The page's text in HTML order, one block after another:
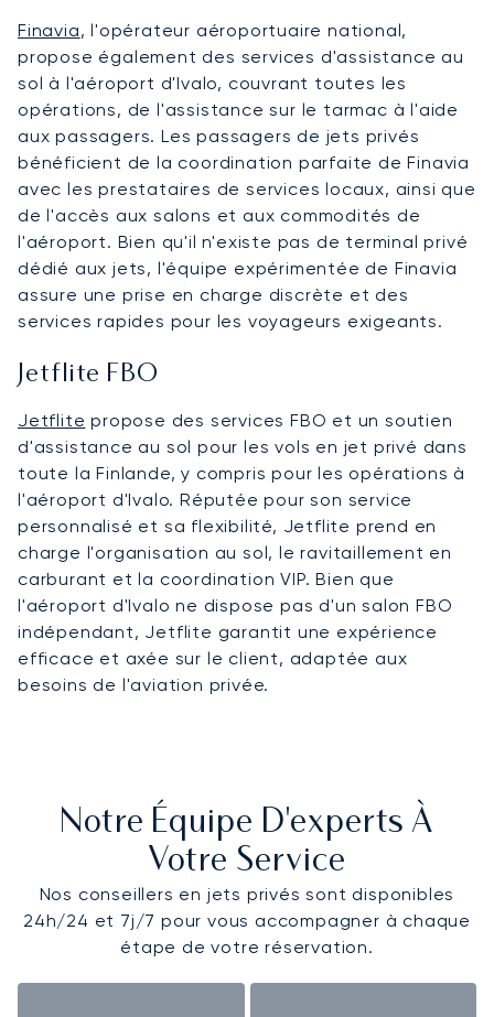
Finavia, l'opérateur aéroportuaire national,
propose également des services d'assistance au
sol à l'aéroport d'Ivalo, couvrant toutes les
opérations, de l'assistance sur le tarmac à l'aide
aux passagers. Les passagers de jets privés
bénéficient de la coordination parfaite de Finavia
avec les prestataires de services locaux, ainsi que
de l'accès aux salons et aux commodités de
l'aéroport. Bien qu'il n'existe pas de terminal privé
dédié aux jets, l'équipe expérimentée de Finavia
assure une prise en charge discrète et des
services rapides pour les voyageurs exigeants.
Jetflite FBO
Jetflite propose des services FBO et un soutien
d'assistance au sol pour les vols en jet privé dans
toute la Finlande, y compris pour les opérations à
l'aéroport d'Ivalo. Réputée pour son service
personnalisé et sa flexibilité, Jetflite prend en
charge l'organisation au sol, le ravitaillement en
carburant et la coordination VIP. Bien que
l'aéroport d'Ivalo ne dispose pas d'un salon FBO
indépendant, Jetflite garantit une expérience
efficace et axée sur le client, adaptée aux
besoins de l'aviation privée.
Notre Équipe D'experts À
Votre Service
Nos conseillers en jets privés sont disponibles
24h/24 et 7j/7 pour vous accompagner à chaque
étape de votre réservation.